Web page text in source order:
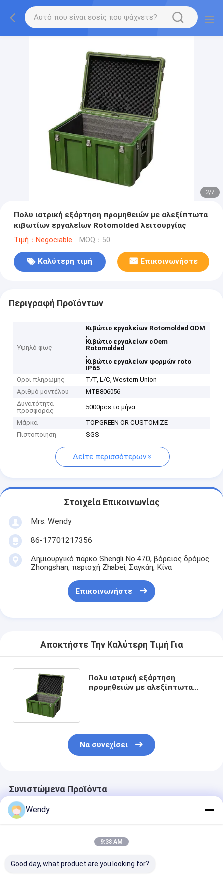
2/7
Πολυ ιατρική εξάρτηση προμηθειών με αλεξίπτωτα
κιβωτίων εργαλείων Rotomolded λειτουργίας
Τιμή：Negociable MOQ：50
Καλύτερη τιμή Επικοινωνήστε
Περιγραφή Προϊόντων
Υψηλό φως
Κιβώτιο εργαλείων Rotomolded ODM
,
Κιβώτιο εργαλείων cOem
Rotomolded
,
Κιβώτιο εργαλείων φορμών roto
IP65
Όροι πληρωμής
T/T, L/C, Western Union
Αριθμό μοντέλου
MTB806056
Δυνατότητα
προσφοράς
5000pcs το μήνα
Μάρκα
TOPGREEN OR CUSTOMIZE
Πιστοποίηση
SGS
Δείτε περισσότερων
Στοιχεία Επικοινωνίας
Mrs. Wendy
86-17701217356
Δημιουργικό πάρκο Shengli No.470, βόρειος δρόμος
Zhongshan, περιοχή Zhabei, Σαγκάη, Κίνα
Επικοινωνήστε
Αποκτήστε Την Καλύτερη Τιμή Για
Πολυ ιατρική εξάρτηση
προμηθειών με αλεξίπτωτα
Να συνεχίσει
Συνιστώμενα Προϊόντα
Wendy
9:38 AM
Good day, what product are you looking for?